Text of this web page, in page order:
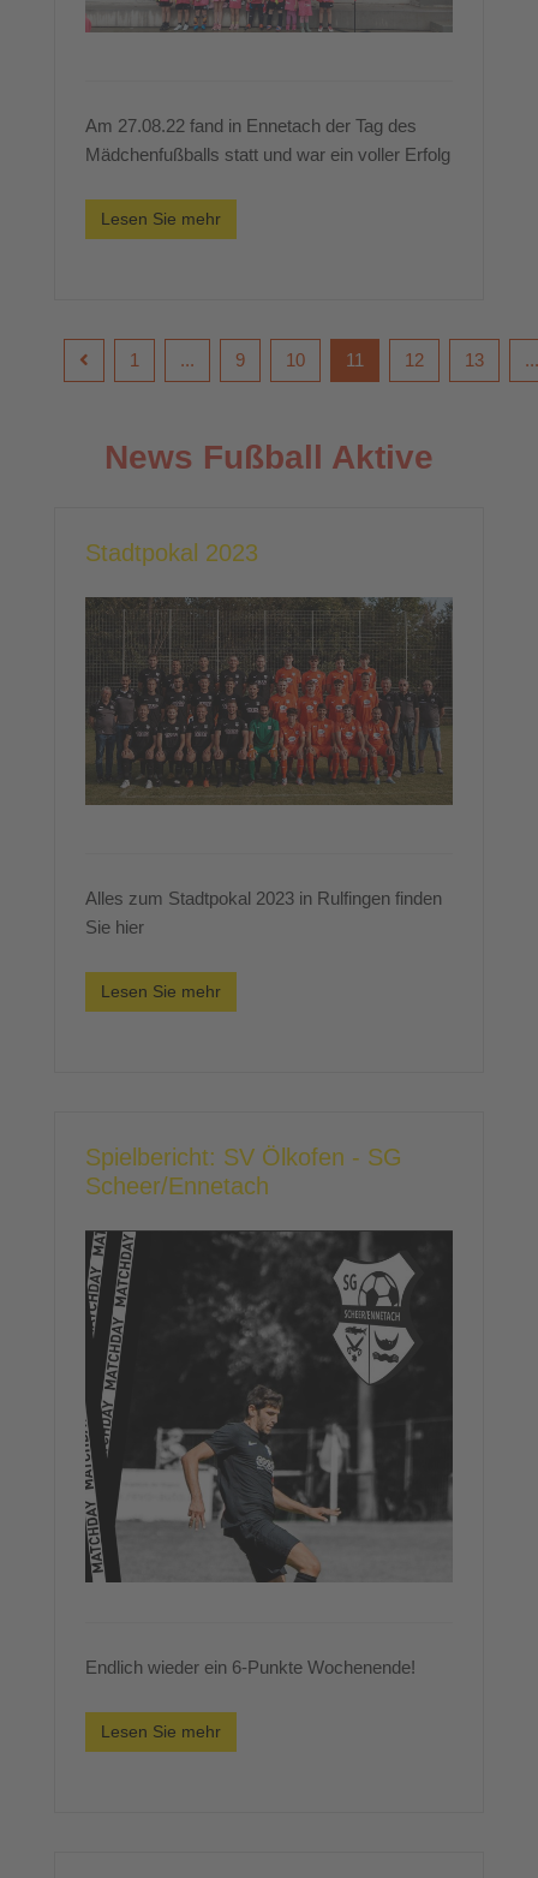
Am 27.08.22 fand in Ennetach der Tag des
Mädchenfußballs statt und war ein voller Erfolg
Lesen Sie mehr
1 ... 9 10 11 12 13 ...
News Fußball Aktive
Stadtpokal 2023
Alles zum Stadtpokal 2023 in Rulfingen finden
Sie hier
Lesen Sie mehr
Spielbericht: SV Ölkofen - SG
Scheer/Ennetach
Endlich wieder ein 6-Punkte Wochenende!
Lesen Sie mehr